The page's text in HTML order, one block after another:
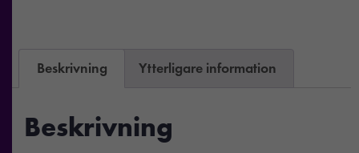
Beskrivning Ytterligare information
Beskrivning